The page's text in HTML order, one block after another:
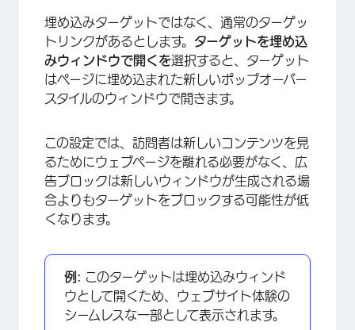
×
埋め込みターゲットではなく、通常のターゲッ
トリンクがあるとします。 ターゲットを埋め込
みウィンドウで開くを選択すると、ターゲット
はページに埋め込まれた新しいポップオーバー
スタイルのウィンドウで開きます。
この設定では、訪問者は新しいコンテンツを見
るためにウェブページを離れる必要がなく、広
告ブロックは新しいウィンドウが生成される場
合よりもターゲットをブロックする可能性が低
くなります。
例: このターゲットは埋め込みウィンド
ウとして開くため、ウェブサイト体験の
シームレスな一部として表示されます。